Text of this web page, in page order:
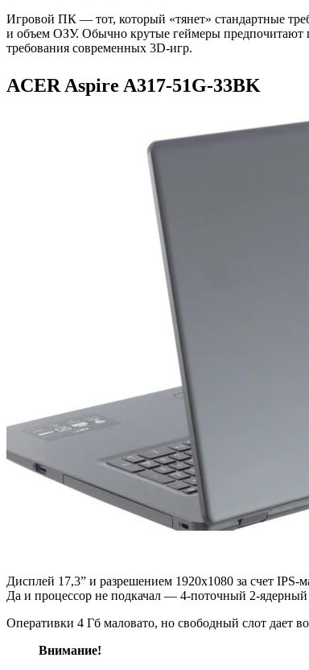
Игровой ПК — тот, который «тянет» стандартные
и объем ОЗУ. Обычно крутые геймеры предпочитают
требования современных 3D-игр.
ACER Aspire A317-51G-33BK
Дисплей 17,3” и разрешением 1920х1080 за счет
Да и процессор не подкачал — 4-поточный 2-ядерный
Оперативки 4 Гб маловато, но свободный слот дает
Внимание!